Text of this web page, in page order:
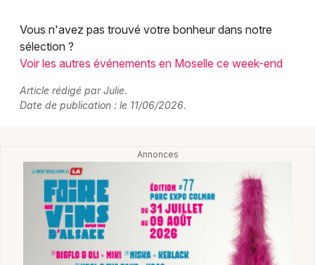
Vous n'avez pas trouvé votre bonheur dans notre
sélection ?
Voir les autres événements en Moselle ce week-end
Article rédigé par Julie.
Date de publication : le 11/06/2026.